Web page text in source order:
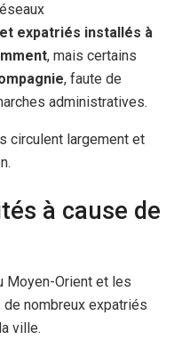
expatriés installés à
, mais certains
, faute de
administratives.
circulent largement et
à cause de
Moyen-Orient et les
de nombreux expatriés
ville.